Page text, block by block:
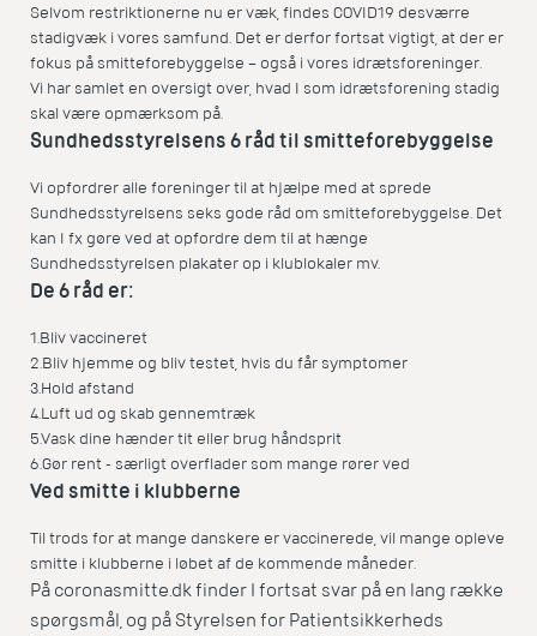
Selvom restriktionerne nu er væk, findes COVID19 desværre
stadigvæk i vores samfund. Det er derfor fortsat vigtigt, at der er
fokus på smitteforebyggelse – også i vores idrætsforeninger.
Vi har samlet en oversigt over, hvad I som idrætsforening stadig
skal være opmærksom på.
Sundhedsstyrelsens 6 råd til smitteforebyggelse
Vi opfordrer alle foreninger til at hjælpe med at sprede
Sundhedsstyrelsens seks gode råd om smitteforebyggelse. Det
kan I fx gøre ved at opfordre dem til at hænge
Sundhedsstyrelsen plakater op i klublokaler mv.
De 6 råd er:
1.Bliv vaccineret
2.Bliv hjemme og bliv testet, hvis du får symptomer
3.Hold afstand
4.Luft ud og skab gennemtræk
5.Vask dine hænder tit eller brug håndsprit
6.Gør rent - særligt overflader som mange rører ved
Ved smitte i klubberne
Til trods for at mange danskere er vaccinerede, vil mange opleve
smitte i klubberne i løbet af de kommende måneder.
På coronasmitte.dk finder I fortsat svar på en lang række
spørgsmål, og på Styrelsen for Patientsikkerheds